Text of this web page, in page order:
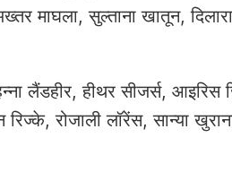
माघला, सुल्ताना खातून,
लैंडहीर, हीथर सीजर्स, आइरिस
रोजाली लॉरेंस, सान्या